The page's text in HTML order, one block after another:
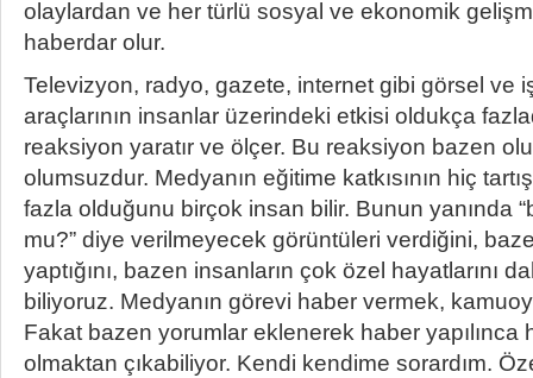
olaylardan ve her türlü sosyal ve ekonomik
haberdar olur.
Televizyon, radyo, gazete, internet gibi görsel ve
araçlarının insanlar üzerindeki etkisi oldukça
reaksiyon yaratır ve ölçer. Bu reaksiyon bazen
olumsuzdur. Medyanın eğitime katkısının hiç
fazla olduğunu birçok insan bilir. Bunun yanında
mu?” diye verilmeyecek görüntüleri verdiğini,
yaptığını, bazen insanların çok özel hayatlarını
biliyoruz. Medyanın görevi haber vermek,
Fakat bazen yorumlar eklenerek haber yapılınca
olmaktan çıkabiliyor. Kendi kendime sorardım.